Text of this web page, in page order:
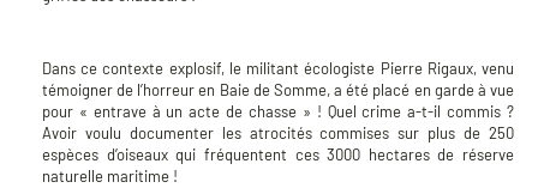
Dans ce contexte explosif, le militant écologiste Pierre Rigaux, venu
témoigner de l’horreur en Baie de Somme, a été placé en garde à vue
pour « entrave à un acte de chasse » ! Quel crime a-t-il commis ?
Avoir voulu documenter les atrocités commises sur plus de 250
espèces d’oiseaux qui fréquentent ces 3000 hectares de réserve
naturelle maritime !